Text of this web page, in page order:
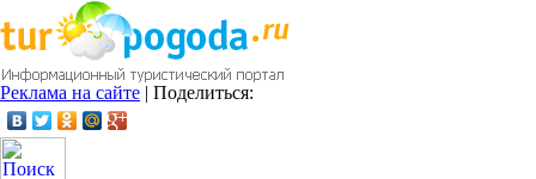
Реклама на сайте | Поделиться: